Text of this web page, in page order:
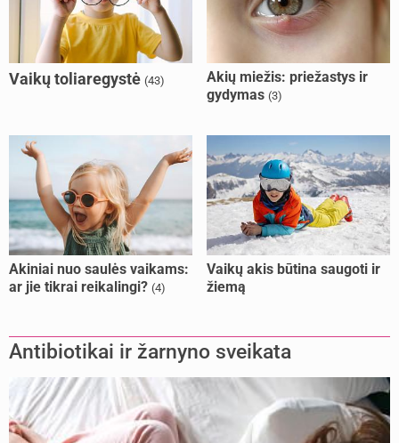
Vaikų toliaregystė (43)
Akių miežis: priežastys ir
gydymas (3)
Akiniai nuo saulės vaikams:
ar jie tikrai reikalingi? (4)
Vaikų akis būtina saugoti ir
žiemą
Antibiotikai ir žarnyno sveikata